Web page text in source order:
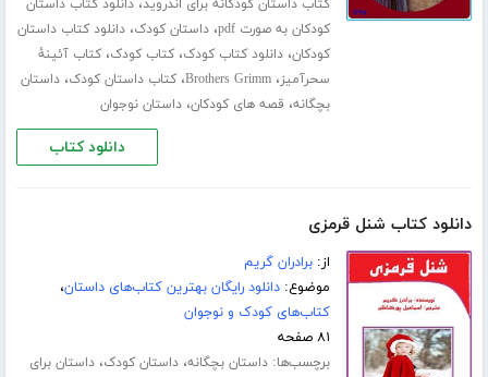
کتاب داستان کودکانه برای اندروید،دانلود کتاب داستان
کودکان به صورت pdf
،داستان کودک،دانلود کتاب داستان
کودکان،دانلود کتاب کودک،کتاب کودک،کتاب آئینۀ
سحرآمیز،Brothers Grimm،کتاب داستان کودک،داستان
بچگانه، قصه های کودکان،داستان نوجوان
دانلود کتاب
دانلود کتاب شنل قرمزی
از:برادران گریم
موضوع:دانلود رایگان بهترین کتاب‌های داستان،
کتاب‌های کودک و نوجوان
۸۱ صفحه
برچسب‌ها:داستان بچگانه،داستان کودک،داستان برای